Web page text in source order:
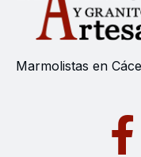
Marmolistas en